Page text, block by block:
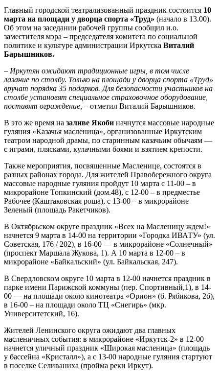
Главный городской театрализованный праздник состоится 10
марта на площади у дворца спорта «Труд» (начало в 13.00).
Об этом на заседании рабочей группы сообщил и.о.
заместителя мэра – председателя комитета по социальной
политике и культуре администрации Иркутска Виталий
Барышников.
– Иркутян ожидают традиционные игры, в том числе
лазание по столбу. Только на площади у дворца спорта «Труд»
вручат порядка 35 подарков. Для безопасности участников на
столбе установят специальное страховочное оборудование,
поставят ограждение, – отметил Виталий Барышников.
В это же время на заливе Якоби начнутся массовые народные
гуляния «Казачья масленица», организованные Иркутским
театром народной драмы, по старинным казачьим обычаям —
с играми, плясками, кулачными боями и взятием крепости.
Также мероприятия, посвященные Масленице, состоятся в
разных районах города. Для жителей Правобережного округа
массовые народные гуляния пройдут 10 марта с 11-00 – в
микрорайоне Топкинский (дом.48), с 12-00 – в предместье
Рабочее (Каштаковская роща), с 13-00 – в микрорайоне
Зеленый (площадь Ракетчиков).
В Октябрьском округе праздник «Всех на Масленицу ждем!»
начнется 9 марта в 14-00 на территории «Городка ИВАТУ» (ул.
Советская, 176 / 202), в 16-00 — в микрорайоне «Солнечный»
(проспект Маршала Жукова, 1). А 10 марта в 12-00 – в
микрорайоне «Байкальский» (ул. Байкальская, 247).
В Свердловском округе 10 марта в 12-00 начнется праздник в
парке имени Парижской коммуны (пер. Спортивный,1), в 14-
00 — на площади около кинотеатра «Орион» (б. Рябикова, 2б),
в 16-00 – на площади около ТЦ «Снегирь» (мкр.
Университетский, 16).
Жителей Ленинского округа ожидают два главных
масленичных события: в микрорайоне «Иркутск-2» в 12-00
начнется уличный праздник «Широкая масленица» (площадь
у бассейна «Кристалл»), а с 13-00 народные гуляния стартуют
в поселке Селиваниха (пройма реки Иркут).